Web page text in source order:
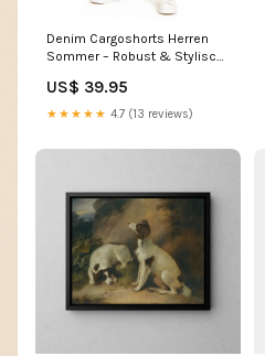
Denim Cargoshorts Herren
Sommer – Robust & Stylisch
11.04.2025
US$ 39.95
★★★★★ 4.7 (13 reviews)